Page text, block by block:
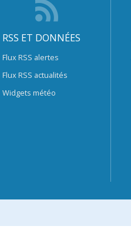
RSS ET DONNÉES
Flux RSS alertes
Flux RSS actualités
Widgets météo